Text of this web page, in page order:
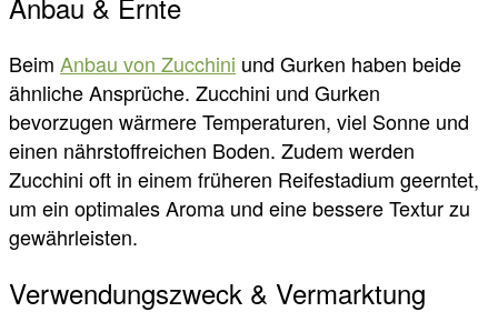
Beim Anbau von Zucchini und Gurken haben beide
ähnliche Ansprüche. Zucchini und Gurken
bevorzugen wärmere Temperaturen, viel Sonne und
einen nährstoffreichen Boden. Zudem werden
Zucchini oft in einem früheren Reifestadium geerntet,
um ein optimales Aroma und eine bessere Textur zu
gewährleisten.
Verwendungszweck & Vermarktung